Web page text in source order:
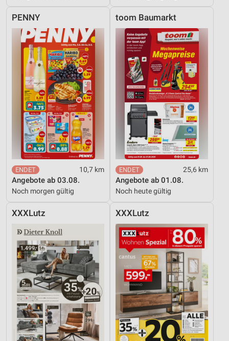
PENNY
10,7 km
Angebote ab 03.08.
Noch morgen gültig
toom Baumarkt
25,6 km
Angebote ab 01.08.
Noch heute gültig
XXXLutz XXXLutz